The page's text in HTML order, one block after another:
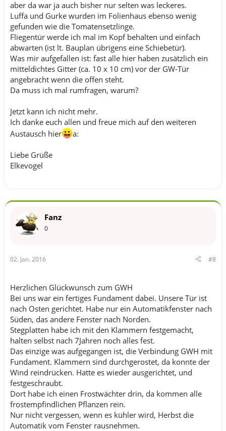
aber da war ja auch bisher nur selten was leckeres.
Luffa und Gurke wurden im Folienhaus ebenso wenig
gefunden wie die Tomatensetzlinge.
Fliegentür werde ich mal im Kopf behalten und einfach
abwarten (ist lt. Bauplan übrigens eine Schiebetür).
Was mir aufgefallen ist: fast alle hier haben zusätzlich ein
mitteldichtes Gitter (ca. 10 x 10 cm) vor der GW-Tür
angebracht wenn die offen steht.
Da muss ich mal rumfragen, warum?
Jetzt kann ich nicht mehr.
Ich danke euch allen und freue mich auf den weiteren
Austausch hier
a:
Liebe Grüße
Elkevogel
Fanz
0
02. Jan. 2016 #8
Herzlichen Glückwunsch zum GWH
Bei uns war ein fertiges Fundament dabei. Unsere Tür ist
nach Osten gerichtet. Habe nur ein Automatikfenster nach
Süden, das andere Fenster nach Norden.
Stegplatten habe ich mit den Klammern festgemacht,
halten selbst nach 7Jahren noch alles fest.
Das einzige was aufgegangen ist, die Verbindung GWH mit
Fundament. Klammern sind durchgerostet, da konnte der
Wind reindrücken. Hatte es wieder ausgerichtet, und
festgeschraubt.
Dort habe ich einen Frostwächter drin, da kommen alle
frostempfindlichen Pflanzen rein.
Nur nicht vergessen, wenn es kühler wird, Herbst die
Automatik vom Fenster rausnehmen.